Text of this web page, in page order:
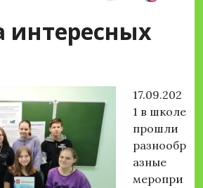
интересных
17.09.202
1 в школе
прошли
разнообр
азные
меропри